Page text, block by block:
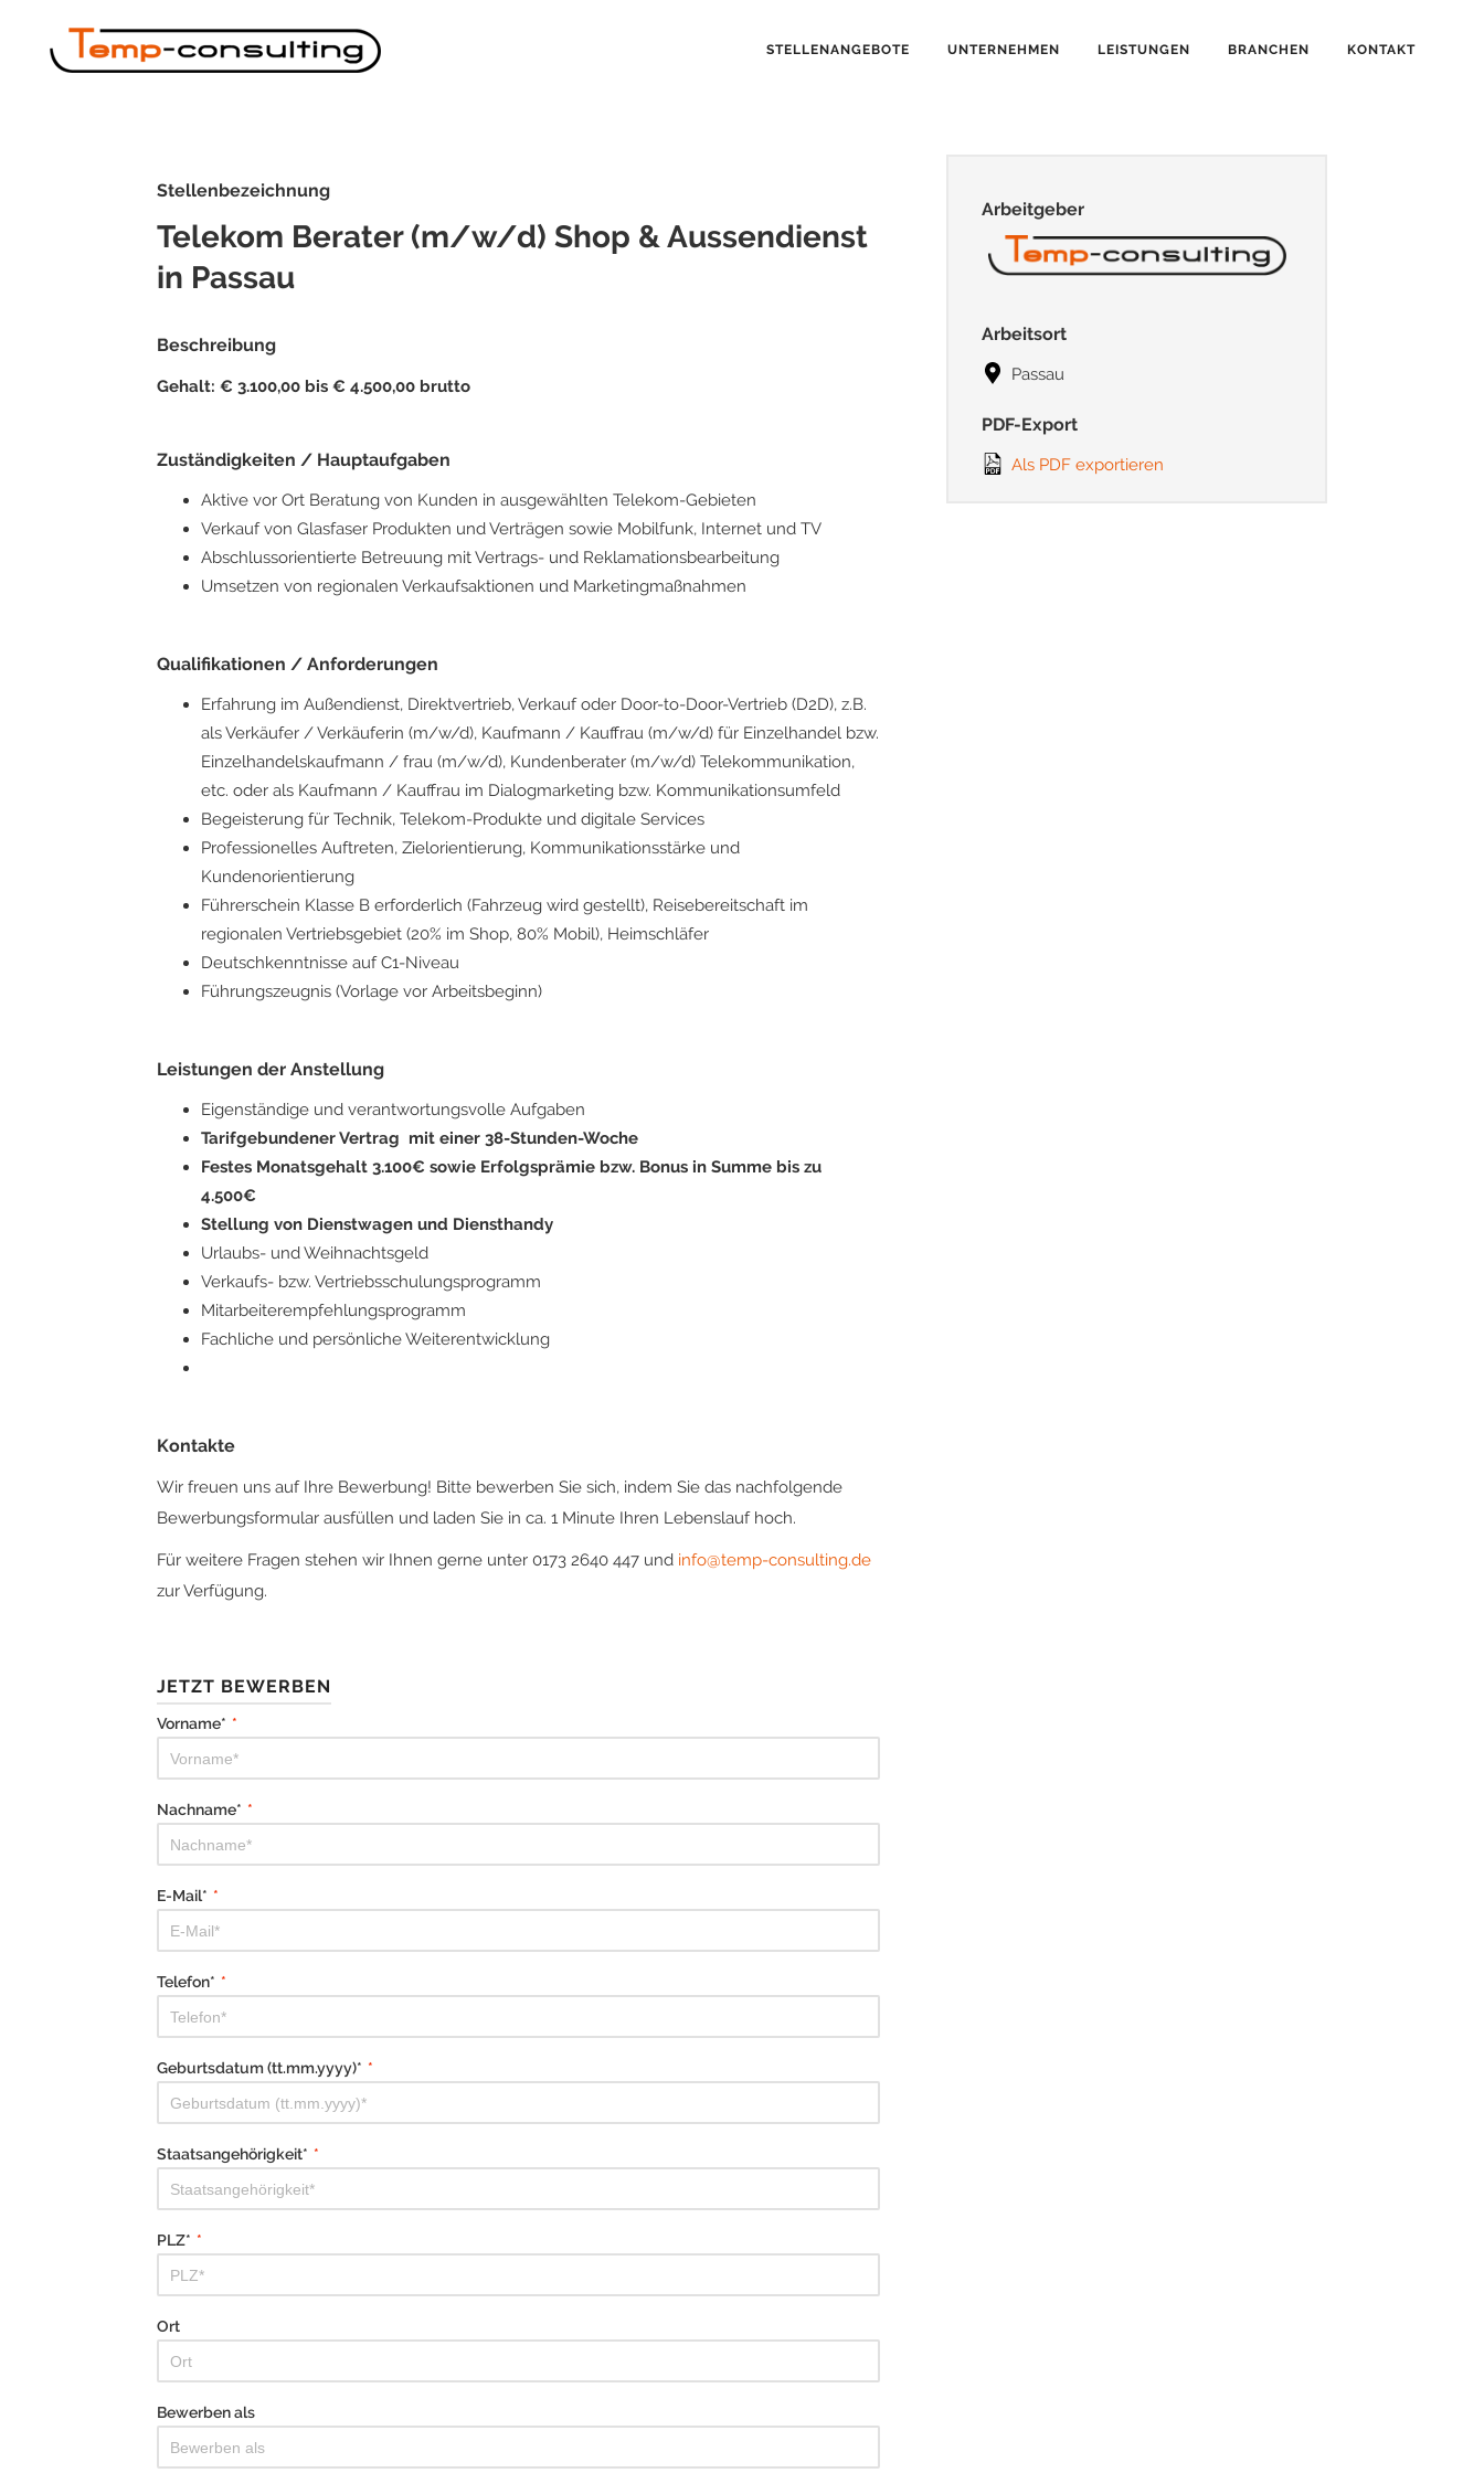
STELLENANGEBOTE UNTERNEHMEN LEISTUNGEN BRANCHEN KONTAKT
Stellenbezeichnung
Telekom Berater (m/w/d) Shop & Aussendienst
in Passau
Beschreibung
Gehalt: € 3.100,00 bis € 4.500,00 brutto
Zuständigkeiten / Hauptaufgaben
Aktive vor Ort Beratung von Kunden in ausgewählten Telekom-Gebieten
Verkauf von Glasfaser Produkten und Verträgen sowie Mobilfunk, Internet und TV
Abschlussorientierte Betreuung mit Vertrags- und Reklamationsbearbeitung
Umsetzen von regionalen Verkaufsaktionen und Marketingmaßnahmen
Qualifikationen / Anforderungen
Erfahrung im Außendienst, Direktvertrieb, Verkauf oder Door-to-Door-Vertrieb (D2D), z.B.
als Verkäufer / Verkäuferin (m/w/d), Kaufmann / Kauffrau (m/w/d) für Einzelhandel bzw.
Einzelhandelskaufmann / frau (m/w/d), Kundenberater (m/w/d) Telekommunikation,
etc. oder als Kaufmann / Kauffrau im Dialogmarketing bzw. Kommunikationsumfeld
Begeisterung für Technik, Telekom-Produkte und digitale Services
Professionelles Auftreten, Zielorientierung, Kommunikationsstärke und
Kundenorientierung
Führerschein Klasse B erforderlich (Fahrzeug wird gestellt), Reisebereitschaft im
regionalen Vertriebsgebiet (20% im Shop, 80% Mobil), Heimschläfer
Deutschkenntnisse auf C1-Niveau
Führungszeugnis (Vorlage vor Arbeitsbeginn)
Leistungen der Anstellung
Eigenständige und verantwortungsvolle Aufgaben
Tarifgebundener Vertrag mit einer 38-Stunden-Woche
Festes Monatsgehalt 3.100€ sowie Erfolgsprämie bzw. Bonus in Summe bis zu
4.500€
Stellung von Dienstwagen und Diensthandy
Urlaubs- und Weihnachtsgeld
Verkaufs- bzw. Vertriebsschulungsprogramm
Mitarbeiterempfehlungsprogramm
Fachliche und persönliche Weiterentwicklung
Kontakte
Wir freuen uns auf Ihre Bewerbung! Bitte bewerben Sie sich, indem Sie das nachfolgende
Bewerbungsformular ausfüllen und laden Sie in ca. 1 Minute Ihren Lebenslauf hoch.
Für weitere Fragen stehen wir Ihnen gerne unter 0173 2640 447 und info@temp-consulting.de
zur Verfügung.
JETZT BEWERBEN
Vorname* *
Nachname* *
E-Mail* *
Telefon* *
Geburtsdatum (tt.mm.yyyy)* *
Staatsangehörigkeit* *
PLZ* *
Ort
Bewerben als
Arbeitgeber
Arbeitsort
Passau
PDF-Export
Als PDF exportieren